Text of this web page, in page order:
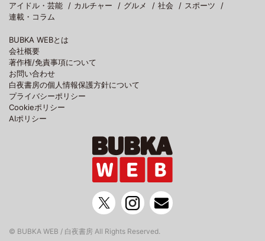
アイドル・芸能
カルチャー グルメ 社会
スポーツ
連載・コラム
BUBKA WEBとは
会社概要
著作権/免責事項について
お問い合わせ
白夜書房の個人情報保護方針について
プライバシーポリシー
Cookieポリシー
AIポリシー
© BUBKA WEB / 白夜書房 All Rights Reserved.